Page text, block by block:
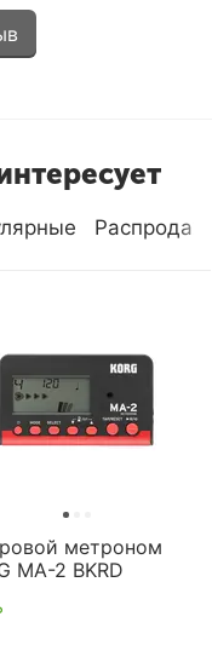
метроном
MA-2 BKRD